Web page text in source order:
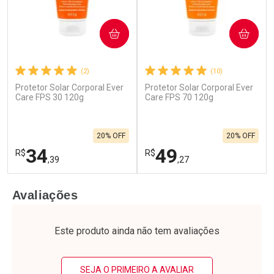
(2)
Protetor Solar Corporal Ever
Care FPS 30 120g
R$34,39
20% OFF
COMPRAR
Laboratório
Por Menos
(10)
Protetor Solar Corporal Ever
Care FPS 70 120g
R$49,27
20% OFF
COMPRAR
Laboratório
Por Menos
Avaliações
Este produto ainda não tem avaliações
SEJA O PRIMEIRO A AVALIAR